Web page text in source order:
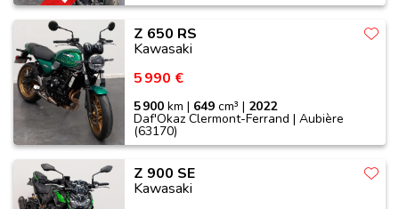
Z 650 RS
Kawasaki
5 990 €
5 900 km | 649 cm³ | 2022
Daf'Okaz Clermont-Ferrand | Aubière
(63170)
Z 900 SE
Kawasaki